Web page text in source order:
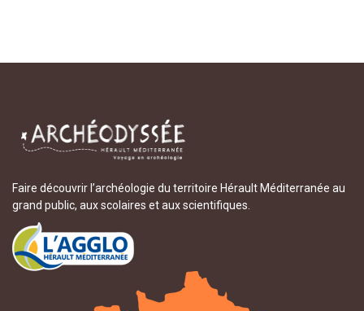
Faire découvrir l’archéologie du territoire Hérault Méditerranée au
grand public, aux scolaires et aux scientifiques.